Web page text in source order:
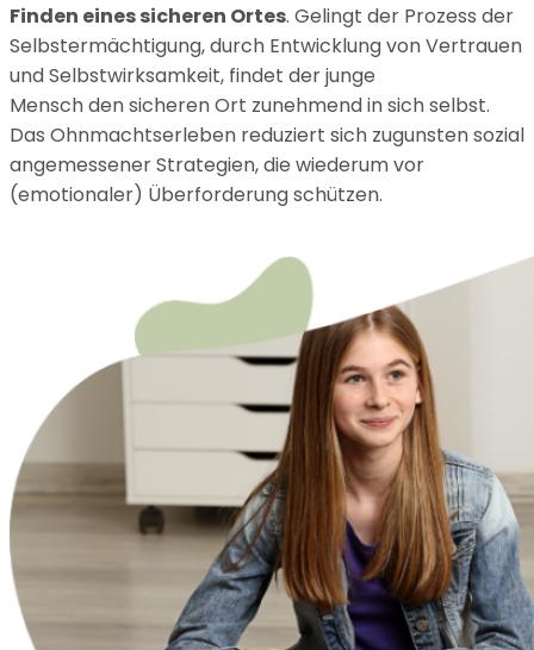
Finden eines sicheren Ortes. Gelingt der Prozess der
Selbstermächtigung, durch Entwicklung von Vertrauen
und Selbstwirksamkeit, findet der junge
Mensch den sicheren Ort zunehmend in sich selbst.
Das Ohnmachtserleben reduziert sich zugunsten sozial
angemessener Strategien, die wiederum vor
(emotionaler) Überforderung schützen.